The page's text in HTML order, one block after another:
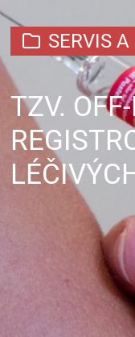
SERVIS
TZV.